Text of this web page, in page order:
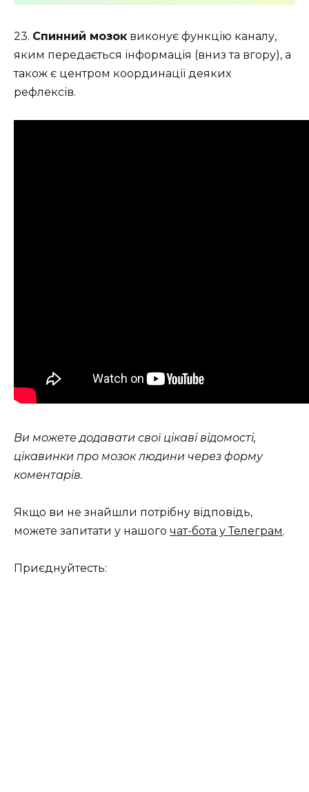
23. Спинний мозок виконує функцію каналу,
яким передається інформація (вниз та вгору), а
також є центром координації деяких
рефлексів.
Ви можете додавати свої цікаві відомості,
цікавинки про мозок людини через форму
коментарів.
Якщо ви не знайшли потрібну відповідь,
можете запитати у нашого чат-бота у Телеграм.
Приєднуйтесть: